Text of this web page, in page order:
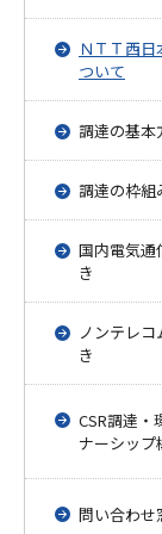
ＮＴＴ西
ついて
調達の基本
調達の枠組
国内電気通
き
ノンテレ
き
CSR調達・
ナーシップ
問い合わせ